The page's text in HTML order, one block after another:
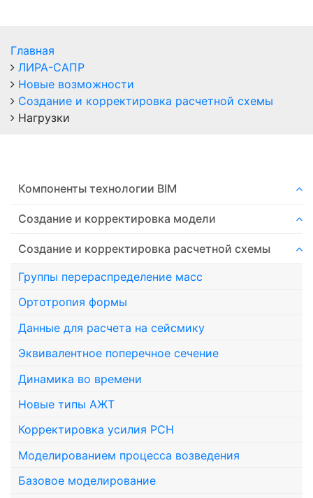
Главная
ЛИРА-САПР
Новые возможности
Создание и корректировка расчетной схемы
Нагрузки
Компоненты технологии ВIM
Создание и корректировка модели
Создание и корректировка расчетной схемы
Группы перераспределение масс
Ортотропия формы
Данные для расчета на сейсмику
Эквивалентное поперечное сечение
Динамика во времени
Новые типы АЖТ
Корректировка усилия РСН
Моделированием процесса возведения
Базовое моделирование